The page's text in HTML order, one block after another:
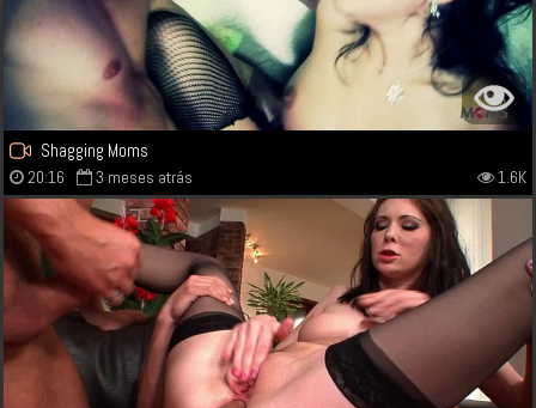
Shagging Moms
20:16 3 meses atrás 1.6K